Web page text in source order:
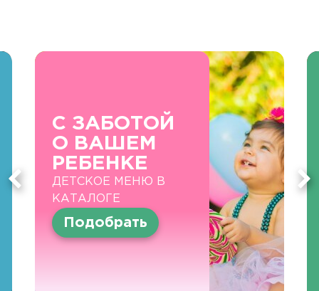
С ЗАБОТОЙ
О ВАШЕМ
РЕБЕНКЕ
ДЕТСКОЕ МЕНЮ В
КАТАЛОГЕ
Подобрать